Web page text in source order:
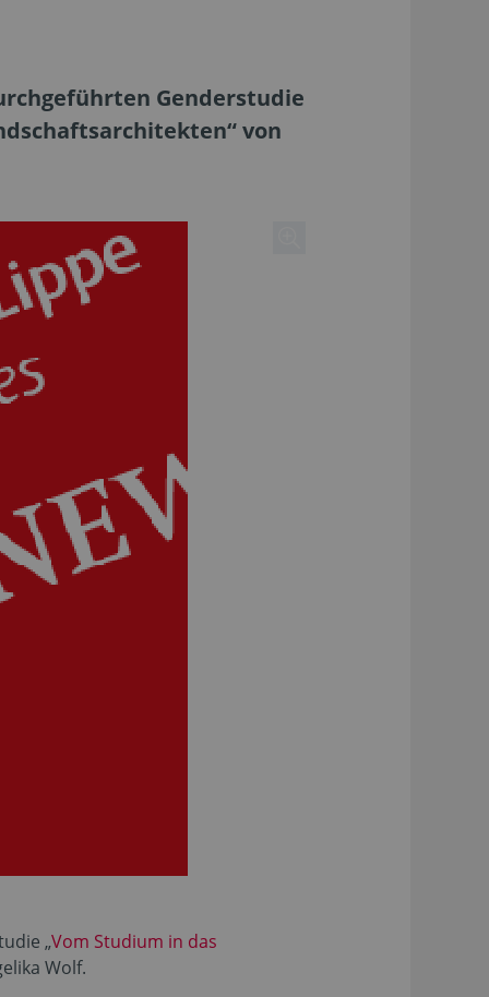
Genderstudie
von
„Vom Studium in das
Wolf.